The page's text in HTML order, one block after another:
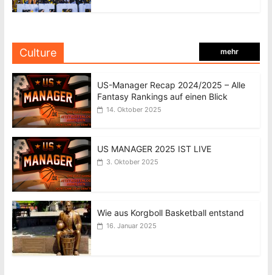
Culture mehr
US-Manager Recap 2024/2025 – Alle
Fantasy Rankings auf einen Blick
14. Oktober 2025
US MANAGER 2025 IST LIVE
3. Oktober 2025
Wie aus Korgboll Basketball entstand
16. Januar 2025